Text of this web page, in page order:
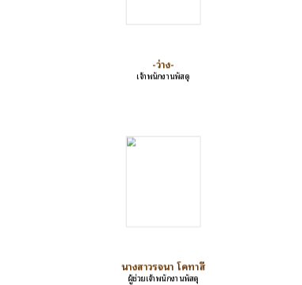
-ว่าง-
เจ้าพนักงานพัสดุ
นางสาวรจนา โคทาสี
ผู้ช่วยเจ้าพนักงานพัสดุ